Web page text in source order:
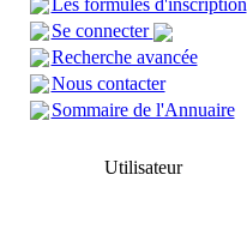
Les formules d'inscription
Se connecter
Recherche avancée
Nous contacter
Sommaire de l'Annuaire
Utilisateur